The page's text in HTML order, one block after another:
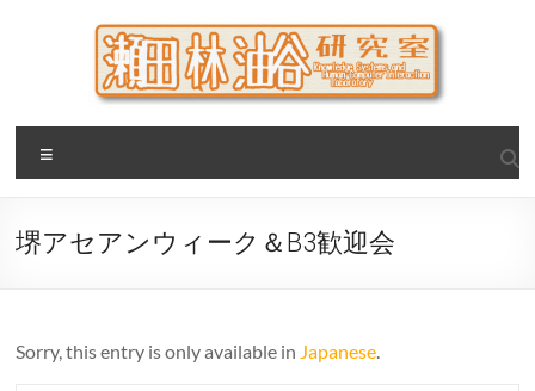
瀬田・林・油谷研究室
大阪公立大学 大学院 情報学研究科 学際情報学専攻 / 大阪府
立大学 理学部 情報数理科学科(大学院 理学系研究科 情報数理
堺アセアンウィーク＆B3歓迎会
Sorry, this entry is only available in Japanese.